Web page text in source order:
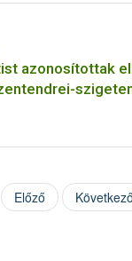
azonosítottak
Előző Következő